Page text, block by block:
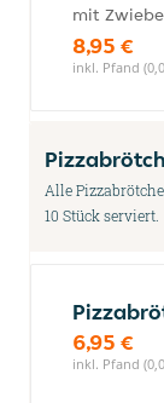
mit
8,95 €
inkl. Pfand
Alle
10 Stück serviert.
6,95 €
inkl. Pfand